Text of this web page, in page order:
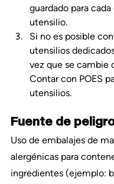
guardado para
utensilio.
Si no es posible
utensilios
vez que se cambie
Contar con POES
utensilios.
Fuente de
Uso de embalajes de
alergénicas para
ingredientes (ejemplo: